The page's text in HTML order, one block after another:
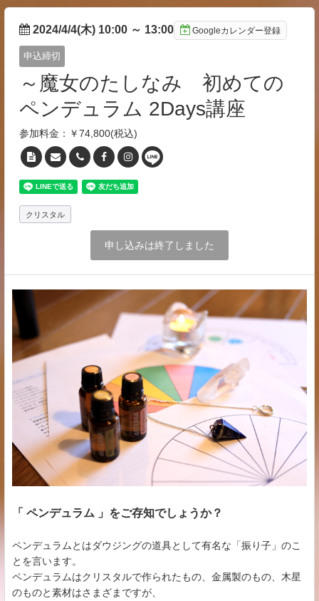
2024/4/4(木) 10:00 ～ 13:00 Googleカレンダー登録
申込締切
～魔女のたしなみ 初めての
ペンデュラム 2Days講座
参加料金：￥74,800(税込)
クリスタル
申し込みは終了しました
「 ペンデュラム 」をご存知でしょうか？
ペンデュラムとはダウジングの道具として有名な「振り子」のこ
とを言います。
ペンデュラムはクリスタルで作られたもの、金属製のもの、木星
のものと素材はさまざまですが、